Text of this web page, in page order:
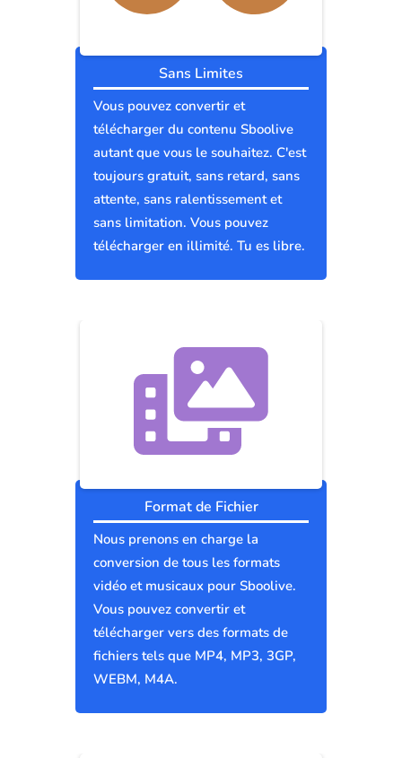
Sans Limites
Vous pouvez convertir et
télécharger du contenu Sboolive
autant que vous le souhaitez. C'est
toujours gratuit, sans retard, sans
attente, sans ralentissement et
sans limitation. Vous pouvez
télécharger en illimité. Tu es libre.
Format de Fichier
Nous prenons en charge la
conversion de tous les formats
vidéo et musicaux pour Sboolive.
Vous pouvez convertir et
télécharger vers des formats de
fichiers tels que MP4, MP3, 3GP,
WEBM, M4A.